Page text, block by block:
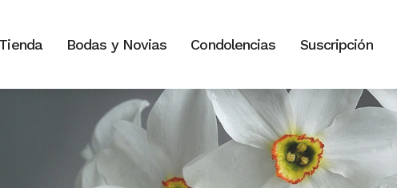
Tienda Bodas y Novias Condolencias Suscripción